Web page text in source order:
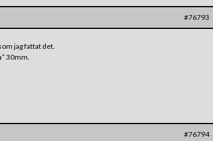
#76793
jag fattat det.
30mm.
#76794